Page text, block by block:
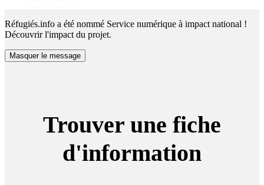
Réfugiés.info a été nommé Service numérique à impact national !
Découvrir l'impact du projet.
Masquer le message
Trouver une fiche
d'information